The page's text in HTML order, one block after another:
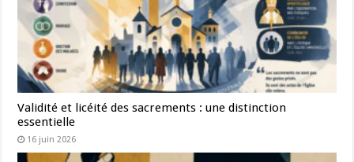
Validité et licéité des sacrements : une distinction
essentielle
16 juin 2026